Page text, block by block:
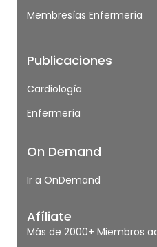
Membresías Enfermería
Publicaciones
Cardiología
Enfermería
On Demand
Ir a OnDemand
Afíliate
Más de 2000+ Miembros